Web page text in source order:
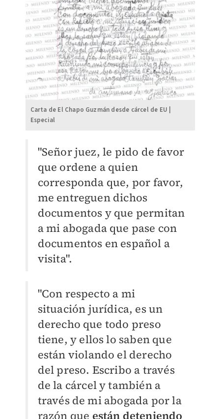
Carta de El Chapo Guzmán desde cárcel de EU |
Especial
"Señor juez, le pido de favor
que ordene a quien
corresponda que, por favor,
me entreguen dichos
documentos y que permitan
a mi abogada que pase con
documentos en español a
visita".
"Con respecto a mi
situación jurídica, es un
derecho que todo preso
tiene, y ellos lo saben que
están violando el derecho
del preso. Escribo a través
de la cárcel y también a
través de mi abogada por la
razón que están deteniendo